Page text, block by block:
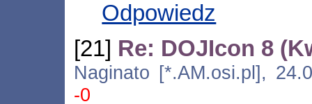
Odpowiedz
[21] Re: DOJIcon 8
Naginato [*.AM.osi.pl],
-0